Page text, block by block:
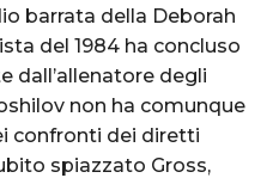
barrata della Deborah
del 1984 ha concluso
dall’allenatore degli
non ha comunque
confronti dei diretti
spiazzato Gross,